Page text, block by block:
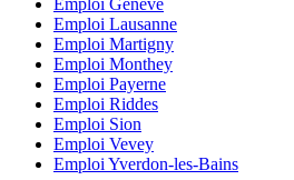
Emploi Lausanne
Emploi Martigny
Emploi Monthey
Emploi Payerne
Emploi Riddes
Emploi Sion
Emploi Vevey
Emploi Yverdon-les-Bains